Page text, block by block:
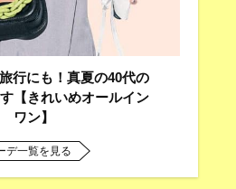
行にも！真夏の40代の
【きれいめオールイン
ワン】
デ一覧を見る